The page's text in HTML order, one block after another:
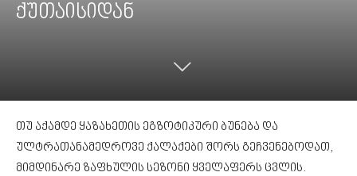
ქუთაისიდან
თუ აქამდე ყაზახეთის ეგზოტიკური ბუნება და
ულტრათანამედროვე ქალაქები შორს გეჩვენებოდათ,
მიმდინარე ზაფხულის სეზონი ყველაფერს ცვლის.